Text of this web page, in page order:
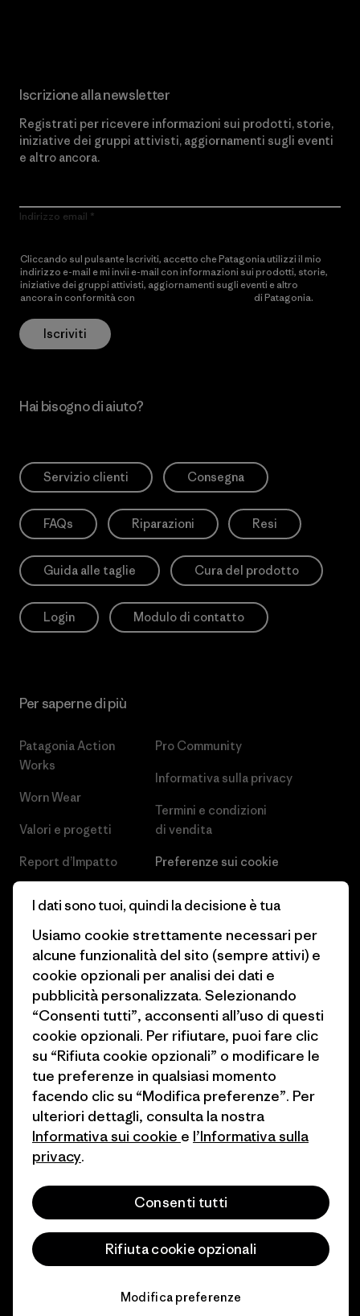
Iscrizione alla newsletter
Registrati per ricevere informazioni sui prodotti, storie,
iniziative dei gruppi attivisti, aggiornamenti sugli eventi
e altro ancora.
Indirizzo email
Cliccando sul pulsante Iscriviti, accetto che Patagonia utilizzi il mio
indirizzo e-mail e mi invii e-mail con informazioni sui prodotti, storie,
iniziative dei gruppi attivisti, aggiornamenti sugli eventi e altro
ancora in conformità con
di Patagonia.
Iscriviti
Hai bisogno di aiuto?
Servizio clienti Consegna
FAQs Riparazioni Resi
Guida alle taglie Cura del prodotto
Login Modulo di contatto
Per saperne di più
Patagonia Action
Works
Worn Wear
Valori e progetti
Report d’Impatto
Obiettivi climatici
1% For The Planet
Come finanziamo
Buoni regalo
Trova un negozio
Pro Community
Informativa sulla privacy
Termini e condizioni
di vendita
Preferenze sui cookie
Industry program
Programma di affiliazione
Patagonia Svizzera Mappa del
sito
© 2026 Patagonia, Inc. All Rights Reserved.
I dati sono tuoi, quindi la decisione è tua
Usiamo cookie strettamente necessari per
alcune funzionalità del sito (sempre attivi) e
cookie opzionali per analisi dei dati e
pubblicità personalizzata. Selezionando
“Consenti tutti”, acconsenti all’uso di questi
cookie opzionali. Per rifiutare, puoi fare clic
su “Rifiuta cookie opzionali” o modificare le
tue preferenze in qualsiasi momento
facendo clic su “Modifica preferenze”. Per
ulteriori dettagli, consulta la nostra
Informativa sui cookie e l’Informativa sulla
privacy.
Consenti tutti
Rifiuta cookie opzionali
Modifica preferenze